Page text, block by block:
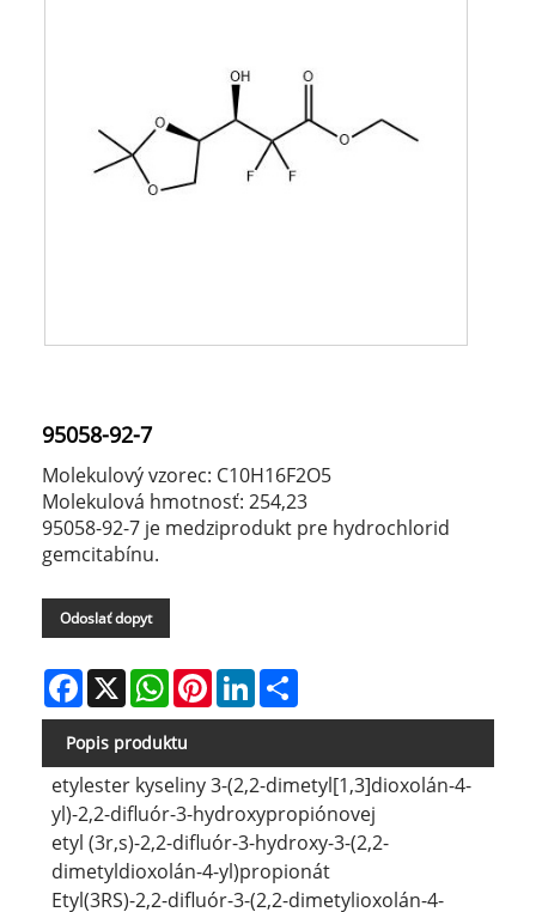
95058-92-7
Molekulový vzorec: C10H16F2O5
Molekulová hmotnosť: 254,23
95058-92-7 je medziprodukt pre hydrochlorid
gemcitabínu.
Odoslať dopyt
Facebook
X WhatsAppPinterestLinkedIn
Popis produktu
etylester kyseliny 3-(2,2-dimetyl[1,3]dioxolán-4-
yl)-2,2-difluór-3-hydroxypropiónovej
etyl (3r,s)-2,2-difluór-3-hydroxy-3-(2,2-
dimetyldioxolán-4-yl)propionát
Etyl(3RS)-2,2-difluór-3-(2,2-dimetylioxolán-4-